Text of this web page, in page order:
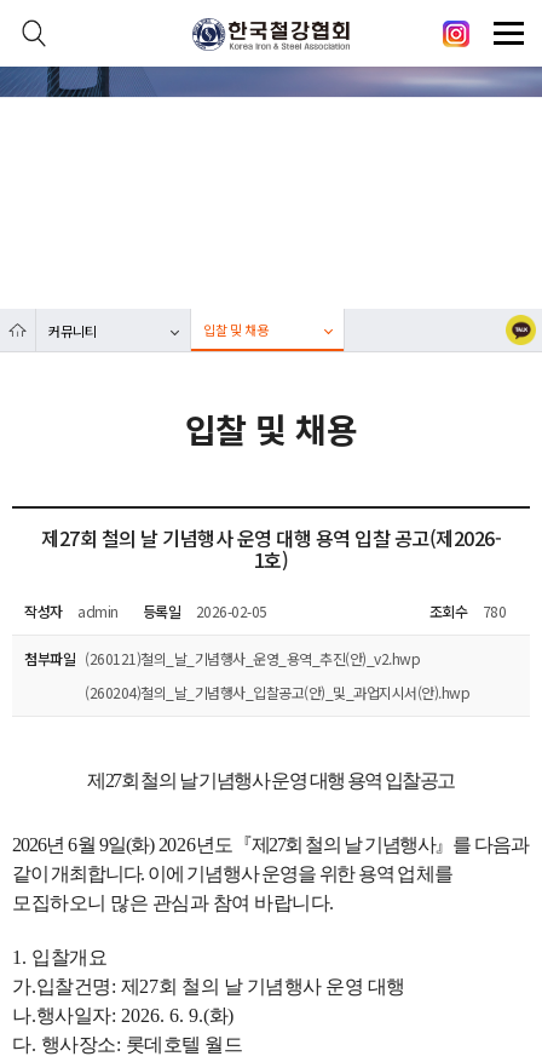
닫기
열기
커뮤니티 입찰 및 채용
입찰 및 채용
제27회 철의 날 기념행사 운영 대행 용역 입찰 공고(제2026-
1호)
작성자 admin 등록일 2026-02-05 조회수 780
첨부파일 (260121)철의_날_기념행사_운영_용역_추진(안)_v2.hwp
(260204)철의_날_기념행사_입찰공고(안)_및_과업지시서(안).hwp
제 27회 철의 날 기념행사 운영 대행 용역 입찰공고
2026년6월 9일(화) 2026년도 『제 27회 철의 날 기념행사』 를 다음과
같이 개최합니다. 이에 기념행사 운영을 위한 용역 업체를
모집하오니 많은 관심과 참여 바랍니다.
1. 입찰개요
가.입찰건명: 제 27회 철의 날 기념행사 운영 대행
나.행사일자: 2026. 6. 9.(화)
다. 행사장소: 롯데호텔 월드